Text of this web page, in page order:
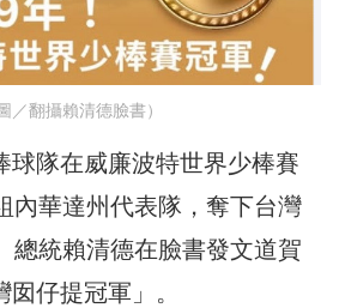
圖／翻攝賴清德臉書）
球隊在威廉波特世界少棒賽
內華達州代表隊，奪下台灣
總統賴清德在臉書發文道賀
囡仔提冠軍」。